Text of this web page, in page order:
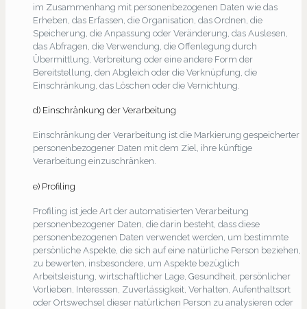
im Zusammenhang mit personenbezogenen Daten wie das
Erheben, das Erfassen, die Organisation, das Ordnen, die
Speicherung, die Anpassung oder Veränderung, das Auslesen,
das Abfragen, die Verwendung, die Offenlegung durch
Übermittlung, Verbreitung oder eine andere Form der
Bereitstellung, den Abgleich oder die Verknüpfung, die
Einschränkung, das Löschen oder die Vernichtung.
d) Einschränkung der Verarbeitung
Einschränkung der Verarbeitung ist die Markierung gespeicherter
personenbezogener Daten mit dem Ziel, ihre künftige
Verarbeitung einzuschränken.
e) Profiling
Profiling ist jede Art der automatisierten Verarbeitung
personenbezogener Daten, die darin besteht, dass diese
personenbezogenen Daten verwendet werden, um bestimmte
persönliche Aspekte, die sich auf eine natürliche Person beziehen,
zu bewerten, insbesondere, um Aspekte bezüglich
Arbeitsleistung, wirtschaftlicher Lage, Gesundheit, persönlicher
Vorlieben, Interessen, Zuverlässigkeit, Verhalten, Aufenthaltsort
oder Ortswechsel dieser natürlichen Person zu analysieren oder